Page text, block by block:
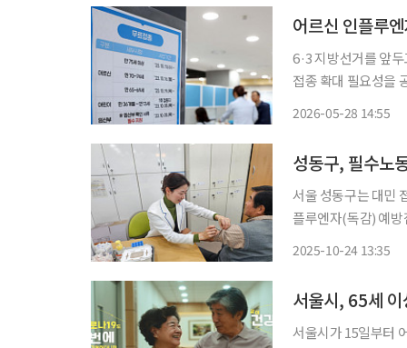
어르신 인플루
6·3 지방선거를 앞
접종 확대 필요성을
2026-05-28 14:55
성동구, 필수노
서울 성동구는 대민
플루엔자(독감) 예방접종을 무
2025-10-24 13:35
서울시, 65세
서울시가 15일부터